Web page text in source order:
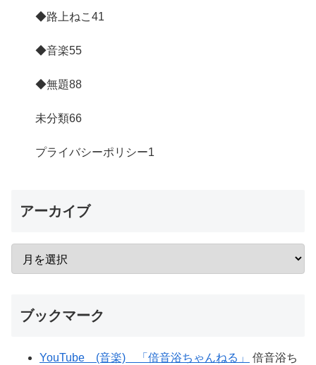
◆路上ねこ 41
◆音楽55
◆無題88
未分類66
プライバシーポリシー1
アーカイブ
ブックマーク
YouTube (音楽) 「倍音浴ちゃんねる」 倍音浴ち